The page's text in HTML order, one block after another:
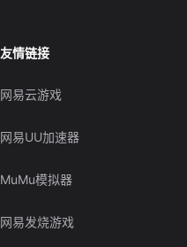
友情链接
网易云游戏
网易UU加速器
MuMu模拟器
网易发烧游戏